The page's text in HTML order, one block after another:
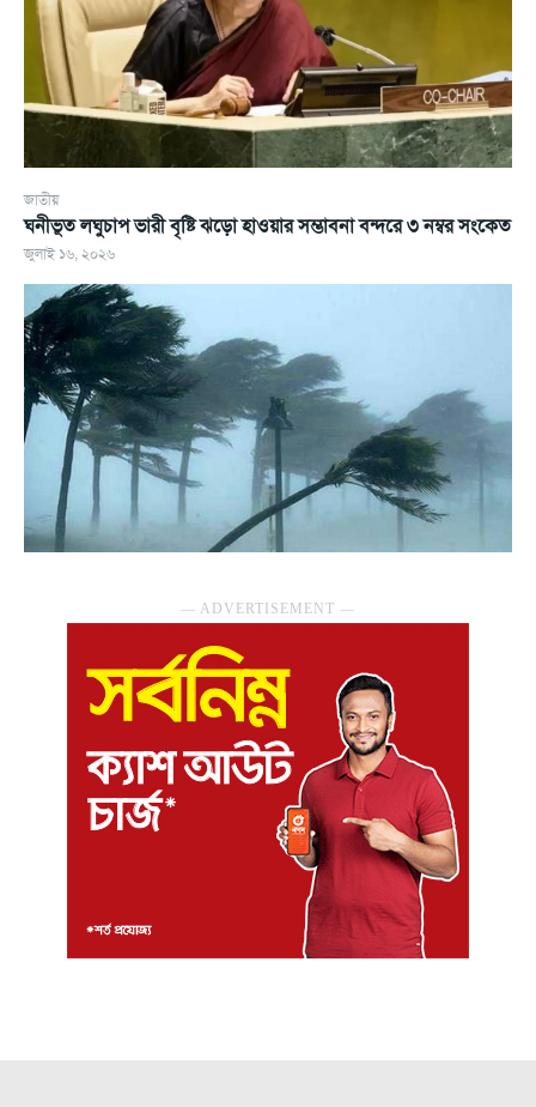
জাতীয়
ঘনীভূত লঘুচাপ ভারী বৃষ্টি ঝড়ো হাওয়ার সম্ভাবনা বন্দরে ৩ নম্বর সংকেত
জুলাই ১৬, ২০২৬
― ADVERTISEMENT ―